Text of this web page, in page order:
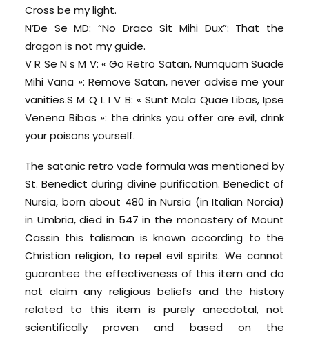
Cross be my light.
N’De Se MD: “No Draco Sit Mihi Dux”: That the
dragon is not my guide.
V R Se N s M V: « Go Retro Satan, Numquam Suade
Mihi Vana »: Remove Satan, never advise me your
vanities.S M Q L I V B: « Sunt Mala Quae Libas, Ipse
Venena Bibas »: the drinks you offer are evil, drink
your poisons yourself.
The satanic retro vade formula was mentioned by
St. Benedict during divine purification. Benedict of
Nursia, born about 480 in Nursia (in Italian Norcia)
in Umbria, died in 547 in the monastery of Mount
Cassin this talisman is known according to the
Christian religion, to repel evil spirits. We cannot
guarantee the effectiveness of this item and do
not claim any religious beliefs and the history
related to this item is purely anecdotal, not
scientifically proven and based on the